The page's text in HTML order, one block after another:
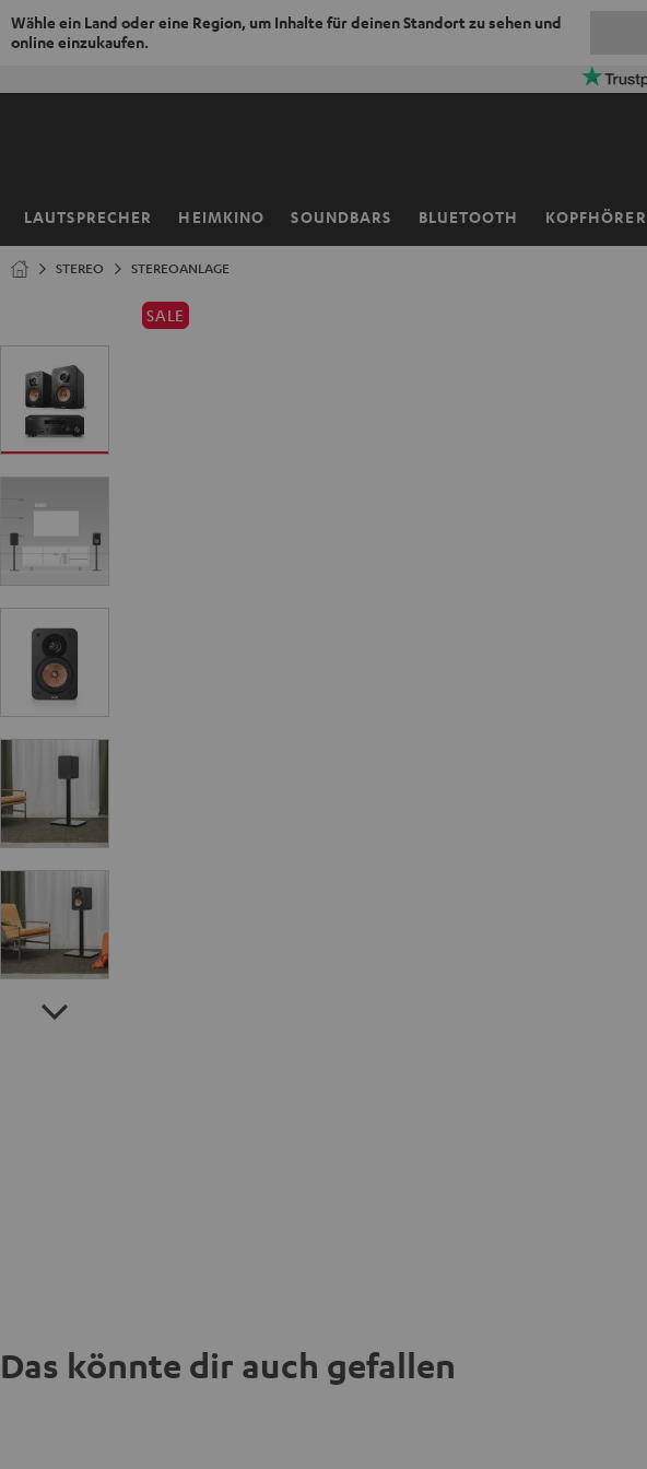
Wähle ein Land oder eine Region, um Inhalte für deinen Standort zu sehen und
online einzukaufen.
LAUTSPRECHER HEIMKINO SOUNDBARS BLUETOOTH KOPFHÖRER
Startseite
STEREO STEREOANLAGE
SALE
Das könnte dir auch gefallen